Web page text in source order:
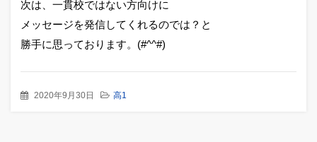
次は、一貫校ではない方向けに
メッセージを発信してくれるのでは？と
勝手に思っております。(#^^#)
2020年9月30日 高1